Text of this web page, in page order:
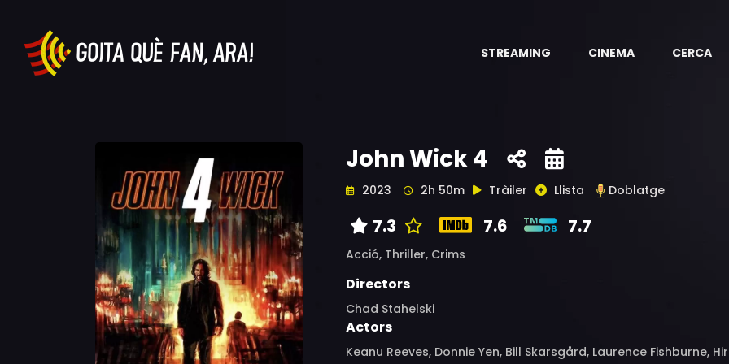
STREAMING CINEMA CERCA
John Wick 4
2023 2h 50m Tràiler Llista Doblatge
7.3 7.6 7.7
Acció, Thriller, Crims
Directors
Chad Stahelski
Actors
Keanu Reeves, Donnie Yen, Bill Skarsgård, Laurence Fishburne,